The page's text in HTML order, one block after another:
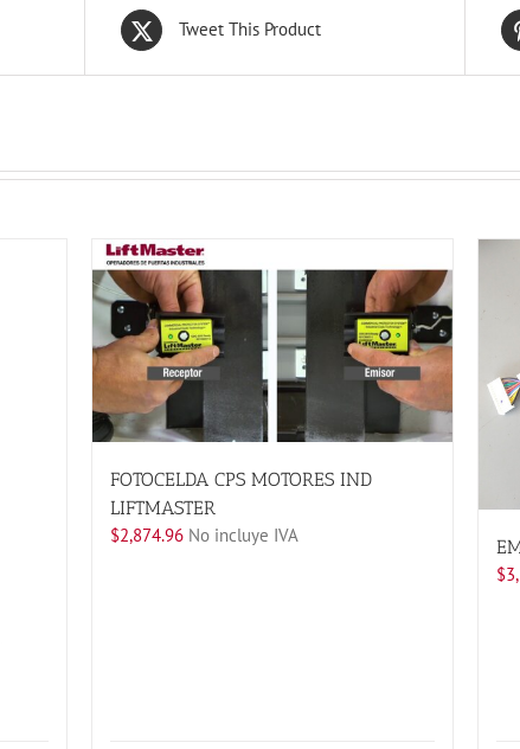
Tweet This Product
FOTOCELDA CPS MOTORES IND
LIFTMASTER
$2,874.96 No incluye IVA
$